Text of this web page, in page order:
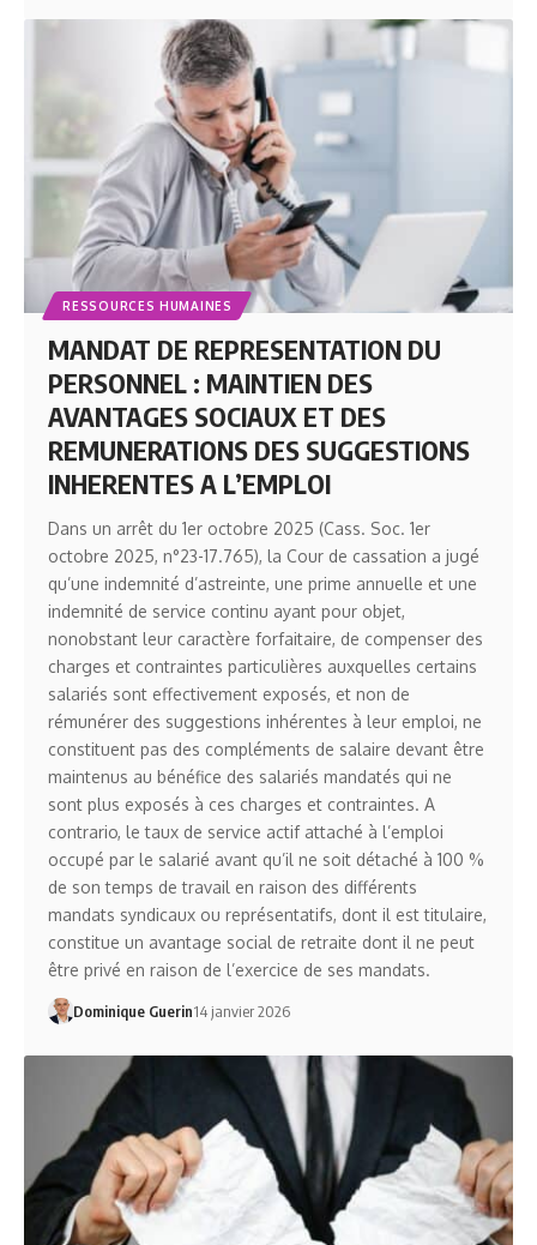
RESSOURCES HUMAINES
MANDAT DE REPRESENTATION DU
PERSONNEL : MAINTIEN DES
AVANTAGES SOCIAUX ET DES
REMUNERATIONS DES SUGGESTIONS
INHERENTES A L’EMPLOI
Dans un arrêt du 1er octobre 2025 (Cass. Soc. 1er
octobre 2025, n°23-17.765), la Cour de cassation a jugé
qu’une indemnité d’astreinte, une prime annuelle et une
indemnité de service continu ayant pour objet,
nonobstant leur caractère forfaitaire, de compenser des
charges et contraintes particulières auxquelles certains
salariés sont effectivement exposés, et non de
rémunérer des suggestions inhérentes à leur emploi, ne
constituent pas des compléments de salaire devant être
maintenus au bénéfice des salariés mandatés qui ne
sont plus exposés à ces charges et contraintes. A
contrario, le taux de service actif attaché à l’emploi
occupé par le salarié avant qu’il ne soit détaché à 100 %
de son temps de travail en raison des différents
mandats syndicaux ou représentatifs, dont il est titulaire,
constitue un avantage social de retraite dont il ne peut
être privé en raison de l’exercice de ses mandats.
Dominique Guerin14 janvier 2026